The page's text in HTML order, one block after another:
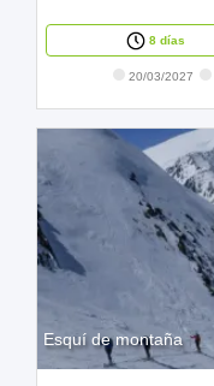
8 días
20/03/2027
Esquí de montaña